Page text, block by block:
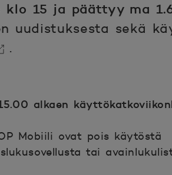
klo 15 ja päättyy ma
uudistuksesta sekä
.
alkaen
Mobiili ovat pois käytöstä
tai